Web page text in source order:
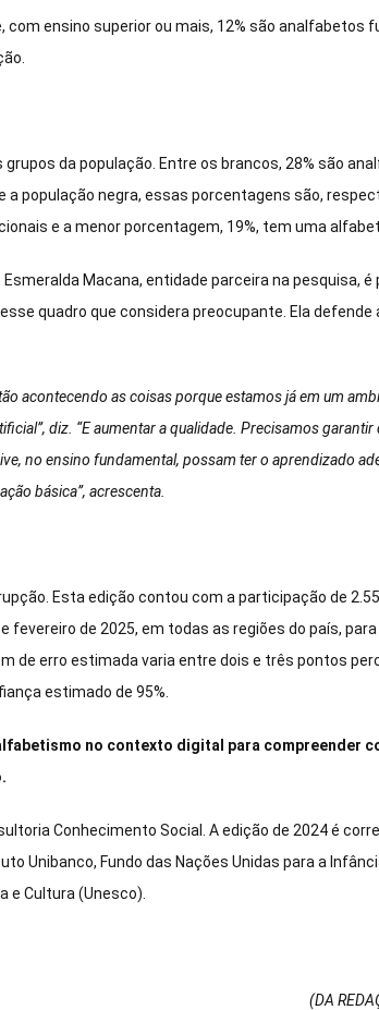
ensino superior ou mais, 12% são analfabetos
da população. Entre os brancos, 28% são
população negra, essas porcentagens são,
e a menor porcentagem, 19%, tem uma
Macana, entidade parceira na pesquisa,
quadro que considera preocupante. Ela defende
acontecendo as coisas porque estamos já em um
diz. “E aumentar a qualidade. Precisamos garantir
no ensino fundamental, possam ter o aprendizado
básica”, acrescenta.
Esta edição contou com a participação de
de 2025, em todas as regiões do país,
de erro estimada varia entre dois e três pontos
estimado de 95%.
no contexto digital para compreender
Conhecimento Social. A edição de 2024 é
Unibanco, Fundo das Nações Unidas para a
e Cultura (Unesco).
(DA